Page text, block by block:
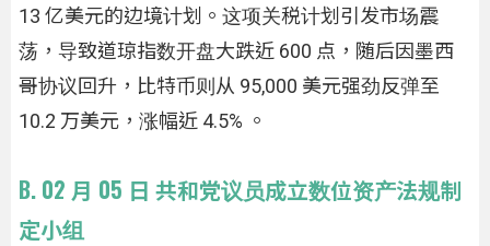
13 亿美元的边境计划。这项关税计划引发市场震
荡，导致道琼指数开盘大跌近 600 点，随后因墨西
哥协议回升，比特币则从 95,000 美元强劲反弹至
10.2 万美元，涨幅近 4.5% 。
B. 02 月 05 日 共和党议员成立数位资产法规制
定小组